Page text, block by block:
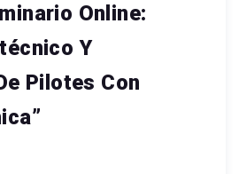
Online:
Y
Pilotes Con